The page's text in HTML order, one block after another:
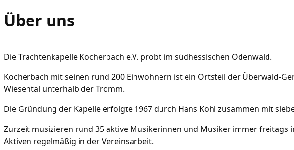
Über uns
Die Trachtenkapelle Kocherbach e.V. probt im südhessischen Odenwald.
Kocherbach mit seinen rund 200 Einwohnern ist ein Ortsteil der Überwald-
Wiesental unterhalb der Tromm.
Die Gründung der Kapelle erfolgte 1967 durch Hans Kohl zusammen mit
Zurzeit musizieren rund 35 aktive Musikerinnen und Musiker immer
Aktiven regelmäßig in der Vereinsarbeit.